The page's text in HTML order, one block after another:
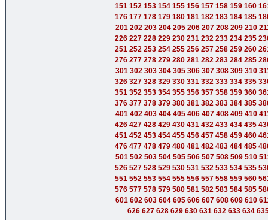
151 152 153 154 155 156 157 158 159 160
176 177 178 179 180 181 182 183 184 185
201 202 203 204 205 206 207 208 209 210
226 227 228 229 230 231 232 233 234 235
251 252 253 254 255 256 257 258 259 260
276 277 278 279 280 281 282 283 284 285
301 302 303 304 305 306 307 308 309 310
326 327 328 329 330 331 332 333 334 335
351 352 353 354 355 356 357 358 359 360
376 377 378 379 380 381 382 383 384 385
401 402 403 404 405 406 407 408 409 410
426 427 428 429 430 431 432 433 434 435
451 452 453 454 455 456 457 458 459 460
476 477 478 479 480 481 482 483 484 485
501 502 503 504 505 506 507 508 509 510
526 527 528 529 530 531 532 533 534 535
551 552 553 554 555 556 557 558 559 560
576 577 578 579 580 581 582 583 584 585
601 602 603 604 605 606 607 608 609 610
626 627 628 629 630 631 632 633 634